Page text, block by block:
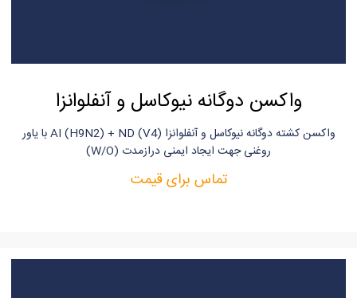
واکسن دوگانه نیوکاسل و آنفلوانزا
واکسن کشته دوگانه نیوکاسل و آنفلوانزا AI (H9N2) + ND (V4) با یاور
روغنی جهت ایجاد ایمنی دراز‌مدت (W/O)
تماس برای قیمت